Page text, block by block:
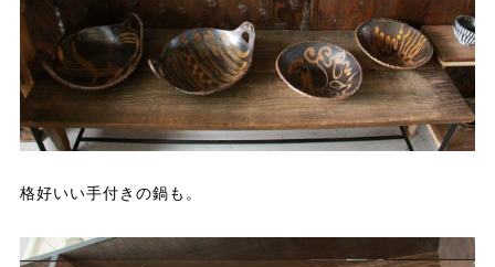
格好いい手付きの鍋も。